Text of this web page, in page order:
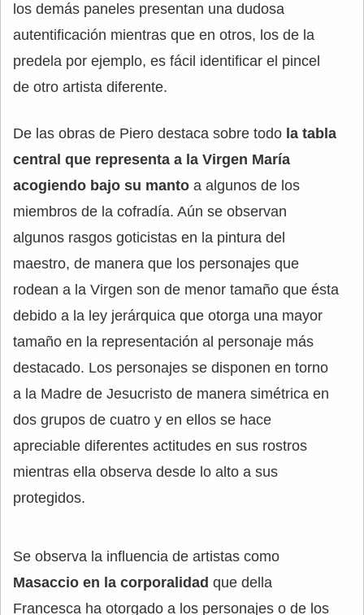
los demás paneles presentan una dudosa
autentificación mientras que en otros, los de la
predela por ejemplo, es fácil identificar el pincel
de otro artista diferente.
De las obras de Piero destaca sobre todo la tabla
central que representa a la Virgen María
acogiendo bajo su manto a algunos de los
miembros de la cofradía. Aún se observan
algunos rasgos goticistas en la pintura del
maestro, de manera que los personajes que
rodean a la Virgen son de menor tamaño que ésta
debido a la ley jerárquica que otorga una mayor
tamaño en la representación al personaje más
destacado. Los personajes se disponen en torno
a la Madre de Jesucristo de manera simétrica en
dos grupos de cuatro y en ellos se hace
apreciable diferentes actitudes en sus rostros
mientras ella observa desde lo alto a sus
protegidos.
Se observa la influencia de artistas como
Masaccio en la corporalidad que della
Francesca ha otorgado a los personajes o de los